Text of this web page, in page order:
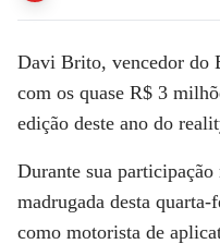
Davi Brito, vencedor do
com os quase R$ 3
edição deste ano do
Durante sua
madrugada desta
como motorista de